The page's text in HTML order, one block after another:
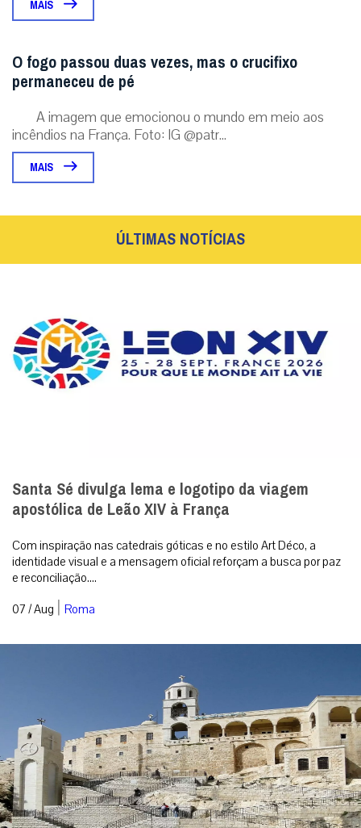
MAIS
O fogo passou duas vezes, mas o crucifixo
permaneceu de pé
A imagem que emocionou o mundo em meio aos
incêndios na França. Foto: IG @patr...
MAIS
ÚLTIMAS NOTÍCIAS
Santa Sé divulga lema e logotipo da viagem
apostólica de Leão XIV à França
Com inspiração nas catedrais góticas e no estilo Art Déco, a
identidade visual e a mensagem oficial reforçam a busca por paz
e reconciliação....
07 / Aug | Roma